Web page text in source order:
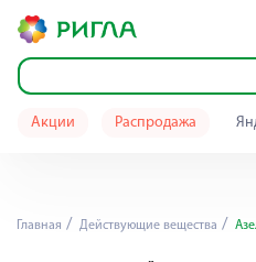
Акции Распродажа
Главная Действующие вещества